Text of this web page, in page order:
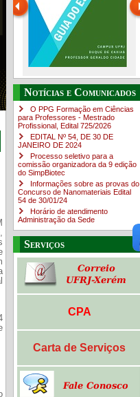
Guia do estudante
Notícias e Comunicados
O PPG Formação em Ciências
para Professores - Mestrado
Profissional, Edital ​725/202​6
EDITAL Nº 54, DE 30 DE
JANEIRO DE 2024
Processo seletivo para a
comissão organizadora da 9 edição
do SimpBiotec
Informações sobre as provas do
Concurso de Nanomateriais Edital
54 de 30/01/24
Horário de atendimento
Administração da Sede
Serviços
CPA
Carta de Serviços